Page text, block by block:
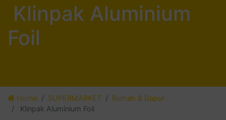
Klinpak Aluminium
Foil
Home SUPERMARKET
Rumah & Dapur
Klinpak Aluminium Foil